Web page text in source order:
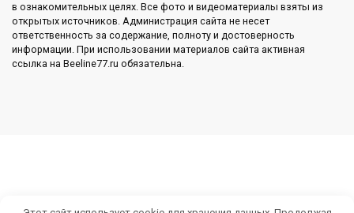
в ознакомительных целях. Все фото и видеоматериалы взяты из
открытых источников. Администрация сайта не несет
ответственность за содержание, полноту и достоверность
информации. При использовании материалов сайта активная
ссылка на Beeline77.ru обязательна.